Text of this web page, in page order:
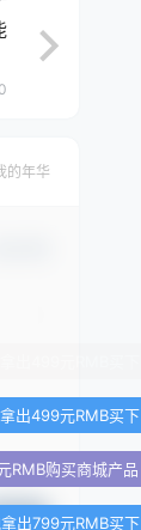
的年华
提交
RMB购买商城产品
出799元RMB买下
出499元RMB买下